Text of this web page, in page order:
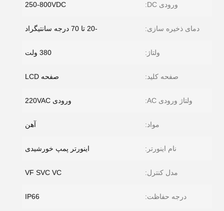
ورودی DC: 250-800VDC
دمای ذخیره سازی: -20 تا 70 درجه سانتیگراد
ولتاژ: 380 ولت
صفحه کلید: صفحه LCD
ولتاژ ورودی AC: ورودی 220VAC
مواد: آهن
نام اینورتر: اینورتر پمپ خورشیدی
مدل کنترل: VF SVC VC
درجه حفاظت: IP66